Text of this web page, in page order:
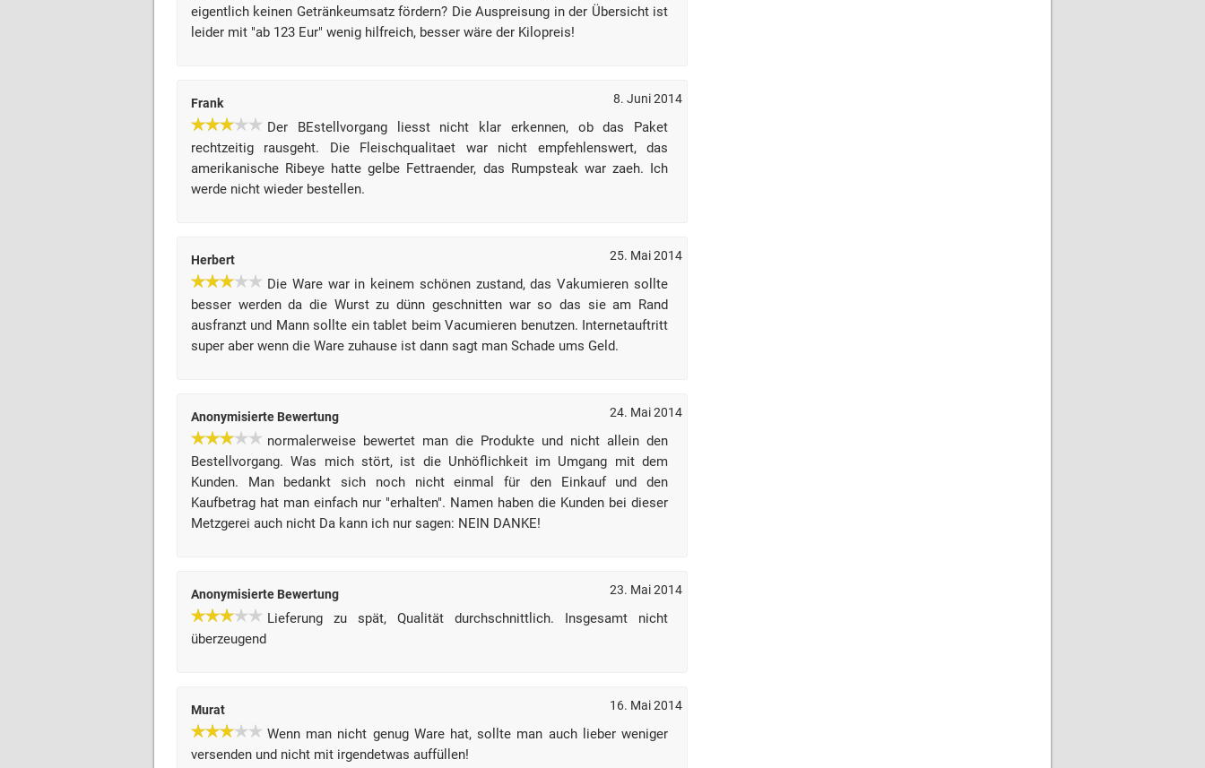
eigentlich keinen Getränkeumsatz fördern? Die Auspreisung in der Übersicht ist
leider mit "ab 123 Eur" wenig hilfreich, besser wäre der Kilopreis!
Frank 8. Juni 2014
Der BEstellvorgang liesst nicht klar erkennen, ob das Paket
rechtzeitig rausgeht. Die Fleischqualitaet war nicht empfehlenswert, das
amerikanische Ribeye hatte gelbe Fettraender, das Rumpsteak war zaeh. Ich
werde nicht wieder bestellen.
Herbert 25. Mai 2014
Die Ware war in keinem schönen zustand, das Vakumieren sollte
besser werden da die Wurst zu dünn geschnitten war so das sie am Rand
ausfranzt und Mann sollte ein tablet beim Vacumieren benutzen. Internetauftritt
super aber wenn die Ware zuhause ist dann sagt man Schade ums Geld.
Anonymisierte Bewertung 24. Mai 2014
normalerweise bewertet man die Produkte und nicht allein den
Bestellvorgang. Was mich stört, ist die Unhöflichkeit im Umgang mit dem
Kunden. Man bedankt sich noch nicht einmal für den Einkauf und den
Kaufbetrag hat man einfach nur "erhalten". Namen haben die Kunden bei dieser
Metzgerei auch nicht Da kann ich nur sagen: NEIN DANKE!
Anonymisierte Bewertung 23. Mai 2014
Lieferung zu spät, Qualität durchschnittlich. Insgesamt nicht
überzeugend
Murat 16. Mai 2014
Wenn man nicht genug Ware hat, sollte man auch lieber weniger
versenden und nicht mit irgendetwas auffüllen!